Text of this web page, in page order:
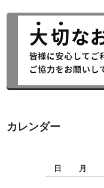
カレンダー
日 月